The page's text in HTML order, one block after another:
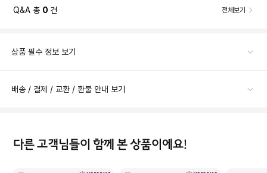
Q&A 총 0 건 전체보기
상품 필수 정보 보기
배송 / 결제 / 교환 / 환불 안내 보기
다른 고객님들이 함께 본 상품이에요!